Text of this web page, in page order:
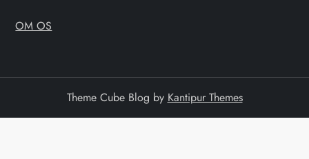
OM OS
Theme Cube Blog by Kantipur Themes